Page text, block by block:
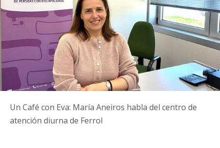
Un Café con Eva: María Aneiros habla del centro de
atención diurna de Ferrol